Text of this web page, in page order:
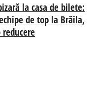
la casa de bilete:
de top la Brăila,